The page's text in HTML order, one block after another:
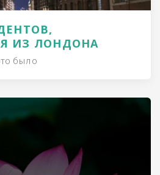
ИЗ ЛОНДОНА
было